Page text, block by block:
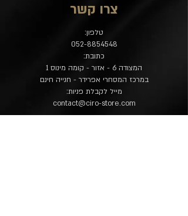
צרו קשר
טלפון:
052-8854548
כתובת:
המצודה 6 - אזור - קומה מינוס 1
במרכז המסחרי אפרידר - חנייה חינם
מייל לקבלת פניות:
contact@ciro-store.com